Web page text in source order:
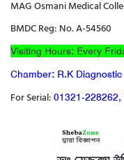
MAG Osmani Medical
BMDC Reg: No. A-54560
Visiting Hours: Every
Chamber: R.K
For Serial: 01321-228262,